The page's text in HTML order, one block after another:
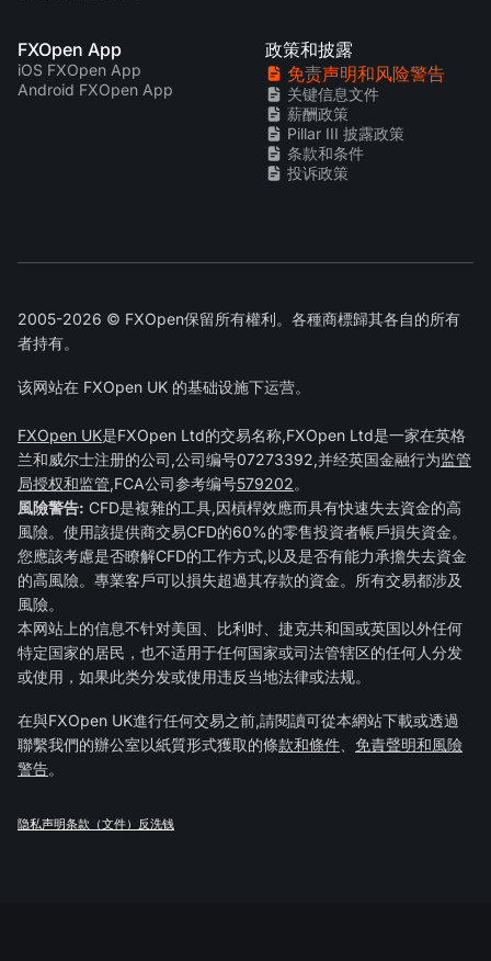
FXOpen App
iOS FXOpen App
Android FXOpen App
政策和披露
免责声明和风险警告
关键信息文件
薪酬政策
Pillar III 披露政策
条款和条件
投诉政策
2005-2026 © FXOpen保留所有權利。各種商標歸其各自的所有
者持有。
该网站在 FXOpen UK 的基础设施下运营。
FXOpen UK是FXOpen Ltd的交易名称,FXOpen Ltd是一家在英格
兰和威尔士注册的公司,公司编号07273392,并经英国金融行为监管
局授权和监管,FCA公司参考编号579202。
風險警告: CFD是複雜的工具,因槓桿效應而具有快速失去資金的高
風險。使用該提供商交易CFD的60%的零售投資者帳戶損失資金。
您應該考慮是否瞭解CFD的工作方式,以及是否有能力承擔失去資金
的高風險。專業客戶可以損失超過其存款的資金。所有交易都涉及
風險。
本网站上的信息不针对美国、比利时、捷克共和国或英国以外任何
特定国家的居民，也不适用于任何国家或司法管辖区的任何人分发
或使用，如果此类分发或使用违反当地法律或法规。
在與FXOpen UK進行任何交易之前,請閱讀可從本網站下載或透過
聯繫我們的辦公室以紙質形式獲取的條款和條件
免責聲明和風險
警告。
隐私声明条款（文件） 反洗钱